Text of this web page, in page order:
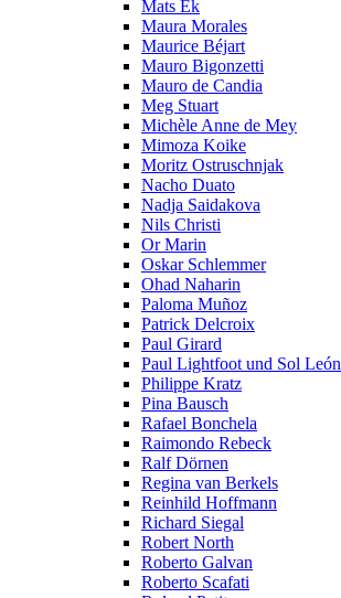
Mats Ek
Maura Morales
Maurice Béjart
Mauro Bigonzetti
Mauro de Candia
Meg Stuart
Michèle Anne de Mey
Mimoza Koike
Moritz Ostruschnjak
Nacho Duato
Nadja Saidakova
Nils Christi
Or Marin
Oskar Schlemmer
Ohad Naharin
Paloma Muñoz
Patrick Delcroix
Paul Girard
Paul Lightfoot und Sol León
Philippe Kratz
Pina Bausch
Rafael Bonchela
Raimondo Rebeck
Ralf Dörnen
Regina van Berkels
Reinhild Hoffmann
Richard Siegal
Robert North
Roberto Galvan
Roberto Scafati